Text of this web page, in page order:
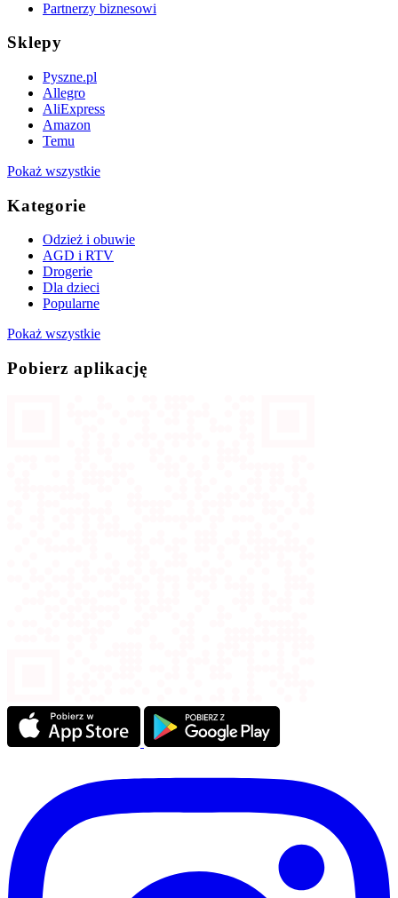
Partnerzy biznesowi
Sklepy
Pyszne.pl
Allegro
AliExpress
Amazon
Temu
Pokaż wszystkie
Kategorie
Odzież i obuwie
AGD i RTV
Drogerie
Dla dzieci
Popularne
Pokaż wszystkie
Pobierz aplikację